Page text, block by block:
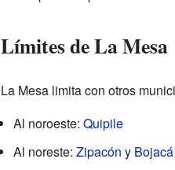
Límites de La Mesa
La Mesa limita con otros
Al noroeste: Quipile
Al noreste: Zipacón y Bojacá